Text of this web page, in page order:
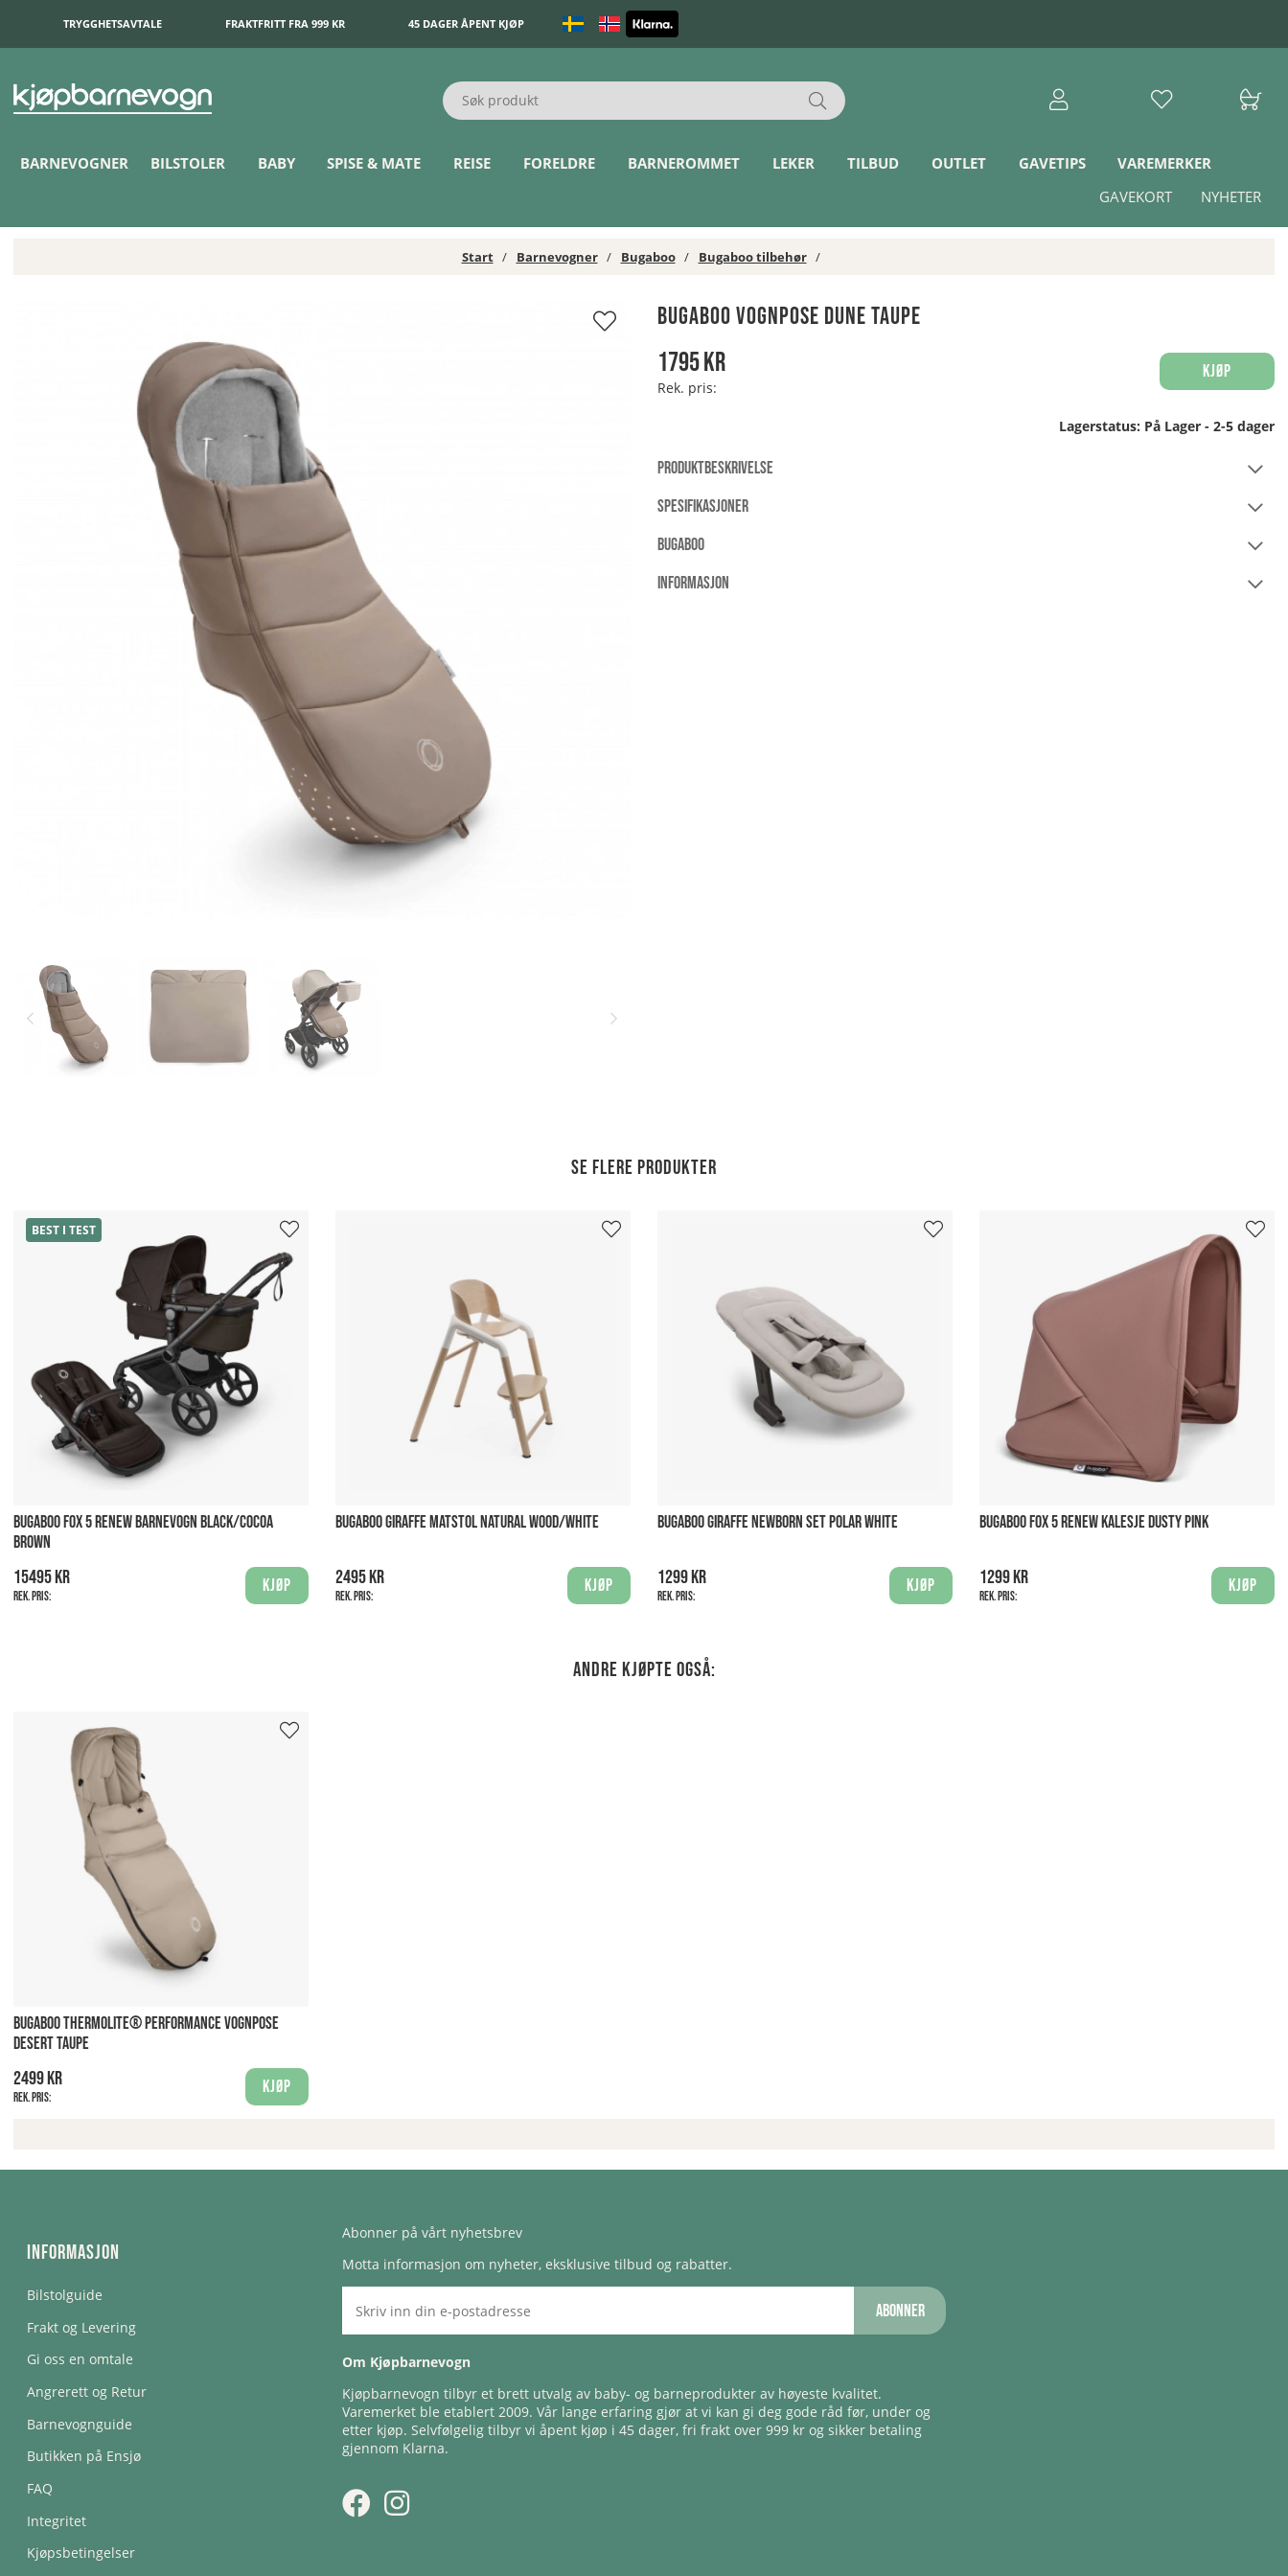
TRYGGHETSAVTALE FRAKTFRITT FRA 999 KR 45 DAGER ÅPENT KJØP
BARNEVOGNER BILSTOLER BABY SPISE & MATE REISE FORELDRE BARNEROMMET LEKER TILBUD OUTLET GAVETIPS
VAREMERKER
NYHETER
GAVEKORT
Start Barnevogner Bugaboo Bugaboo tilbehør
Bugaboo Vognpose Dune Taupe
1795kr
Rek. pris:
Kjøp
Lagerstatus: På Lager - 2-5 dager
PRODUKTBESKRIVELSE
SPESIFIKASJONER
BUGABOO
INFORMASJON
Se flere produkter
BEST I TEST
BUGABOO FOX 5 RENEW BARNEVOGN BLACK/COCOA
BROWN
15495 kr
Rek. pris:
Kjøp
BUGABOO GIRAFFE MATSTOL NATURAL WOOD/WHITE
2495 kr
Rek. pris:
Kjøp
BUGABOO GIRAFFE NEWBORN SET POLAR WHITE
1299 kr
Rek. pris:
Kjøp
BUGABOO FOX 5 RENEW KALESJE DUSTY PINK
1299 kr
Rek. pris:
Kjøp
Andre kjøpte også:
BUGABOO THERMOLITE® PERFORMANCE VOGNPOSE
DESERT TAUPE
2499 kr
Rek. pris:
Kjøp
Informasjon
Bilstolguide
Frakt og Levering
Gi oss en omtale
Angrerett og Retur
Barnevognguide
Butikken på Ensjø
FAQ
Integritet
Kjøpsbetingelser
Abonner på vårt nyhetsbrev
Motta informasjon om nyheter, eksklusive tilbud og rabatter.
Abonner
Om Kjøpbarnevogn
Kjøpbarnevogn tilbyr et brett utvalg av baby- og barneprodukter av høyeste kvalitet.
Varemerket ble etablert 2009. Vår lange erfaring gjør at vi kan gi deg gode råd før, under og
etter kjøp. Selvfølgelig tilbyr vi åpent kjøp i 45 dager, fri frakt over 999 kr og sikker betaling
gjennom Klarna.